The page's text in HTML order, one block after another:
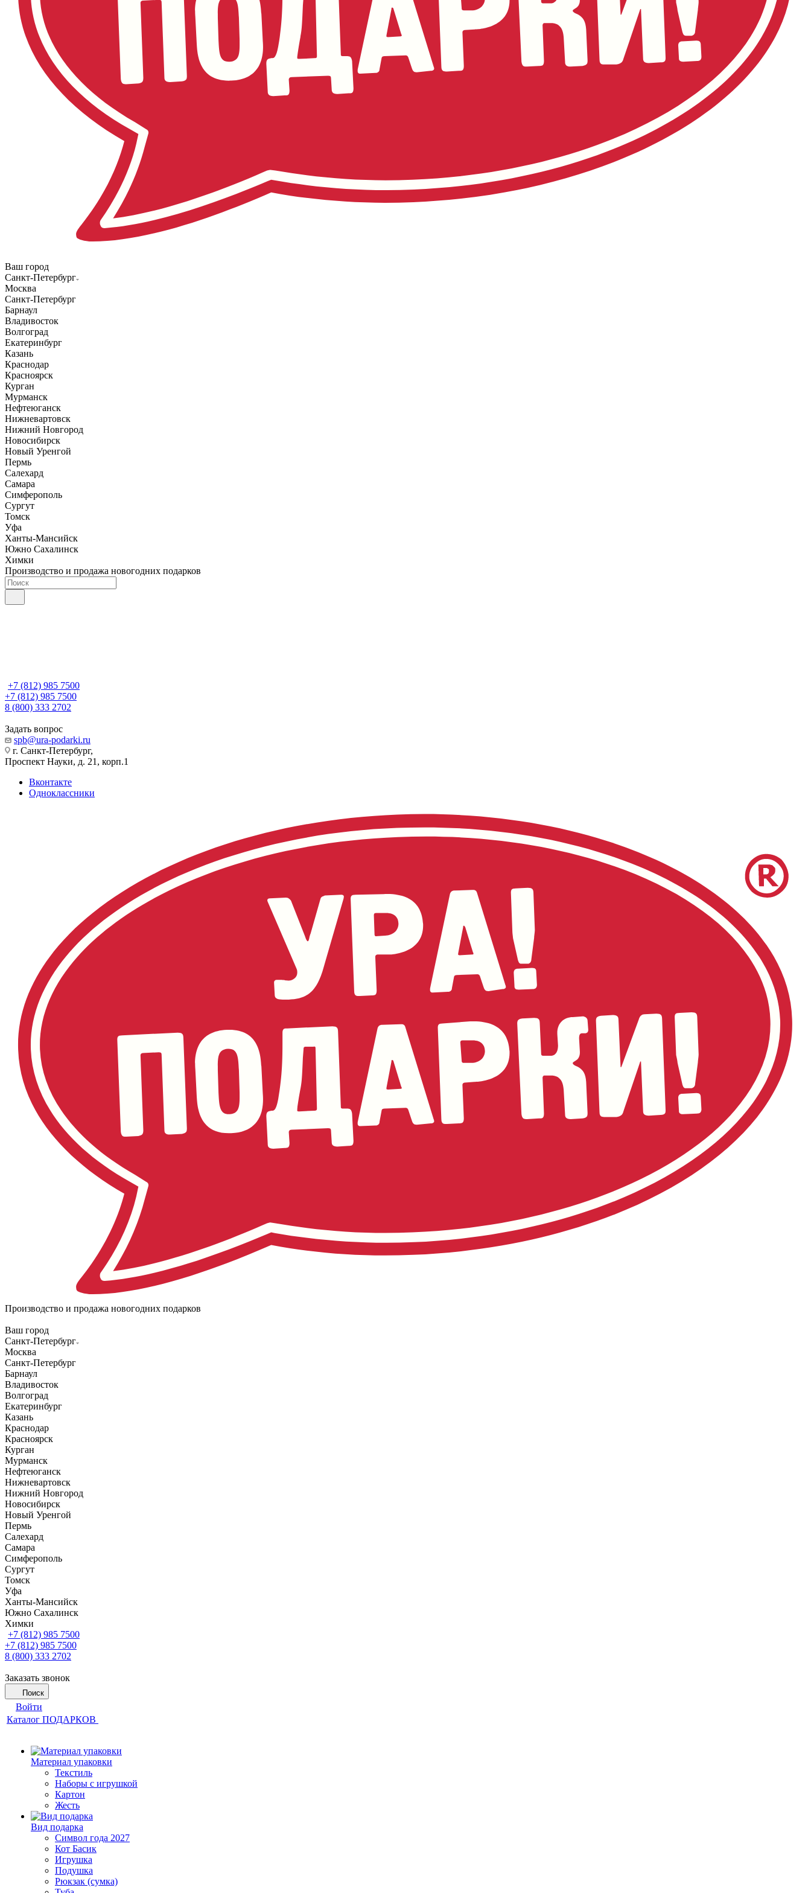
Ваш город
Санкт-Петербург
Москва
Санкт-Петербург
Барнаул
Владивосток
Волгоград
Екатеринбург
Казань
Краснодар
Красноярск
Курган
Мурманск
Нефтеюганск
Нижневартовск
Нижний Новгород
Новосибирск
Новый Уренгой
Пермь
Салехард
Самара
Симферополь
Сургут
Томск
Уфа
Ханты-Мансийск
Южно Сахалинск
Химки
Производство и продажа новогодних подарков
+7 (812) 985 7500
+7 (812) 985 7500
8 (800) 333 2702
Задать вопрос
spb@ura-podarki.ru
г. Санкт-Петербург,
Проспект Науки, д. 21, корп.1
Вконтакте
Одноклассники
Производство и продажа новогодних подарков
Ваш город
Санкт-Петербург
Москва
Санкт-Петербург
Барнаул
Владивосток
Волгоград
Екатеринбург
Казань
Краснодар
Красноярск
Курган
Мурманск
Нефтеюганск
Нижневартовск
Нижний Новгород
Новосибирск
Новый Уренгой
Пермь
Салехард
Самара
Симферополь
Сургут
Томск
Уфа
Ханты-Мансийск
Южно Сахалинск
Химки
+7 (812) 985 7500
+7 (812) 985 7500
8 (800) 333 2702
Заказать звонок
Поиск
Войти
Каталог ПОДАРКОВ
Материал упаковки
Текстиль
Наборы с игрушкой
Картон
Жесть
Вид подарка
Символ года 2027
Кот Басик
Игрушка
Подушка
Рюкзак (сумка)